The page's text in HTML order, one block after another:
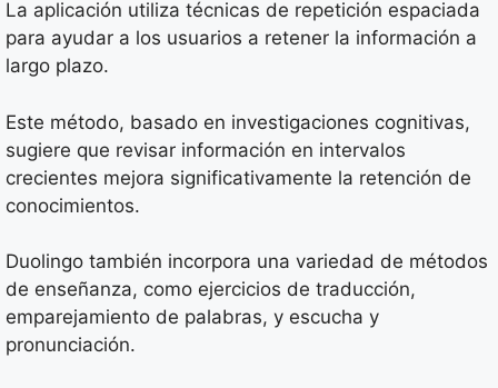
La aplicación utiliza técnicas de repetición espaciada
para ayudar a los usuarios a retener la información a
largo plazo.
Este método, basado en investigaciones cognitivas,
sugiere que revisar información en intervalos
crecientes mejora significativamente la retención de
conocimientos.
Duolingo también incorpora una variedad de métodos
de enseñanza, como ejercicios de traducción,
emparejamiento de palabras, y escucha y
pronunciación.